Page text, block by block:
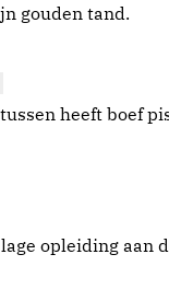
gouden tand.
heeft boef
opleiding aan